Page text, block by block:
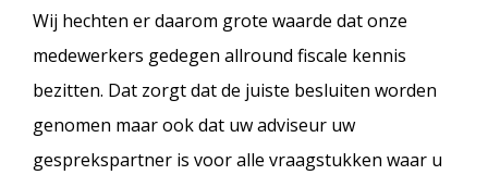
Wij hechten er daarom grote waarde dat onze
medewerkers gedegen allround fiscale kennis
bezitten. Dat zorgt dat de juiste besluiten worden
genomen maar ook dat uw adviseur uw
gesprekspartner is voor alle vraagstukken waar u